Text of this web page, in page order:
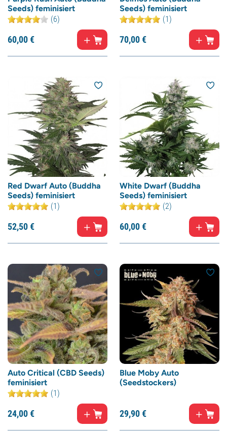
Seeds) feminisiert
(6)
60,00€
Seeds) feminisiert
(1)
70,00€
Red Dwarf Auto (Buddha
Seeds) feminisiert
(1)
52,50€
White Dwarf (Buddha
Seeds) feminisiert
(2)
60,00€
Auto Critical (CBD Seeds)
feminisiert
(1)
24,00€
Blue Moby Auto
(Seedstockers)
29,90€